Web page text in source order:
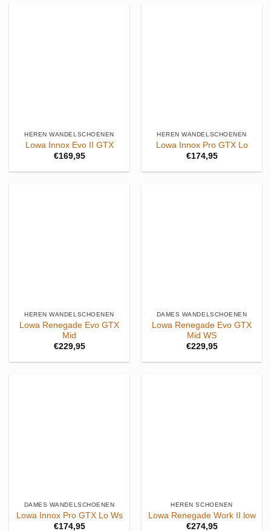
HEREN WANDELSCHOENEN
Lowa Innox Evo II GTX
€169,95
HEREN WANDELSCHOENEN
Lowa Innox Pro GTX Lo
€174,95
HEREN WANDELSCHOENEN
Lowa Renegade Evo GTX
Mid
€229,95
DAMES WANDELSCHOENEN
Lowa Renegade Evo GTX
Mid WS
€229,95
DAMES WANDELSCHOENEN
Lowa Innox Pro GTX Lo Ws
€174,95
HEREN SCHOENEN
Lowa Renegade Work II low
€274,95